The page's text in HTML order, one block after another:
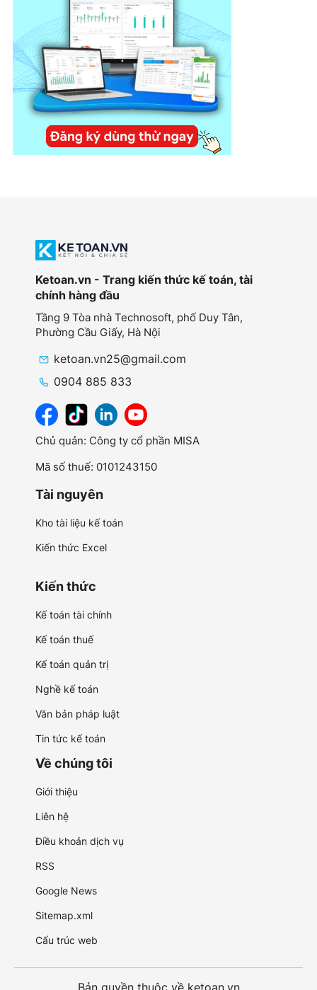
Ketoan.vn - Trang kiến thức kế toán, tài
chính hàng đầu
Tầng 9 Tòa nhà Technosoft, phố Duy Tân,
Phường Cầu Giấy, Hà Nội
ketoan.vn25@gmail.com
0904 885 833
Chủ quản: Công ty cổ phần MISA
Mã số thuế: 0101243150
Tài nguyên
Kho tài liệu kế toán
Kiến thức Excel
Kiến thức
Kế toán tài chính
Kế toán thuế
Kế toán quản trị
Nghề kế toán
Văn bản pháp luật
Tin tức kế toán
Về chúng tôi
Giới thiệu
Liên hệ
Điều khoản dịch vụ
RSS
Google News
Sitemap.xml
Cấu trúc web
Bản quyền thuộc về ketoan.vn